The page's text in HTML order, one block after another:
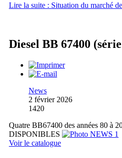
Lire la suite : Situation du marché
Diesel BB 67400
News
2 février 2026
1420
Quatre BB67400 des années 80 à
DISPONIBLES
Voir le catalogue